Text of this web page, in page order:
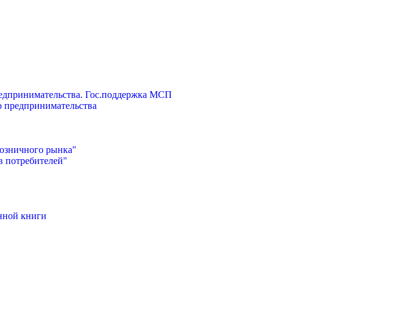
Гос.поддержка МСП
рынка"
потребителей"
книги